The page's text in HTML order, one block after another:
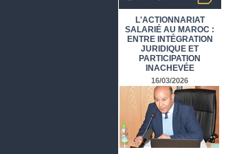
L'ACTIONNARIAT
SALARIÉ AU MAROC :
ENTRE INTÉGRATION
JURIDIQUE ET
PARTICIPATION
INACHEVÉE
16/03/2026